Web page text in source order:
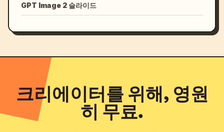
GPT Image 2 슬라이드
크리에이터를 위해, 영원
히 무료.